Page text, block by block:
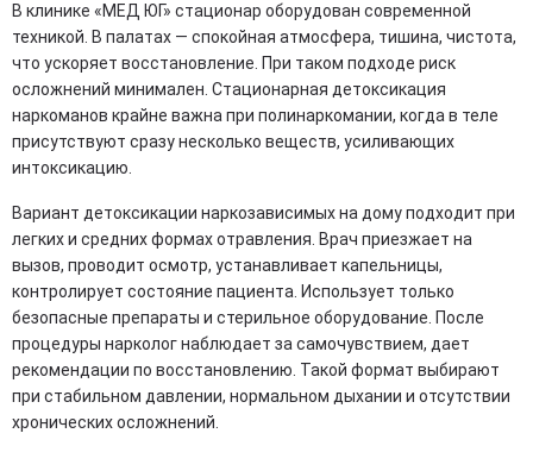
В клинике «МЕД ЮГ» стационар оборудован современной
техникой. В палатах — спокойная атмосфера, тишина, чистота,
что ускоряет восстановление. При таком подходе риск
осложнений минимален. Стационарная детоксикация
наркоманов крайне важна при полинаркомании, когда в теле
присутствуют сразу несколько веществ, усиливающих
интоксикацию.
Вариант детоксикации наркозависимых на дому подходит при
легких и средних формах отравления. Врач приезжает на
вызов, проводит осмотр, устанавливает капельницы,
контролирует состояние пациента. Использует только
безопасные препараты и стерильное оборудование. После
процедуры нарколог наблюдает за самочувствием, дает
рекомендации по восстановлению. Такой формат выбирают
при стабильном давлении, нормальном дыхании и отсутствии
хронических осложнений.